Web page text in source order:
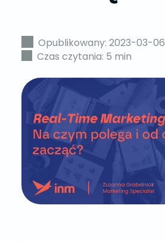
Opublikowany: 2023-03-06
Czas czytania: 5 min